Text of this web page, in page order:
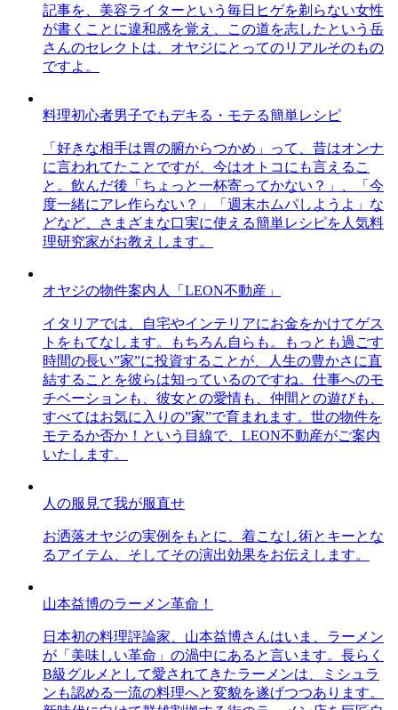
記事を、美容ライターという毎日ヒゲを剃らない女性
が書くことに違和感を覚え、この道を志したという岳
さんのセレクトは、オヤジにとってのリアルそのもの
ですよ。
料理初心者男子でもデキる・モテる簡単レシピ
「好きな相手は胃の腑からつかめ」って、昔はオンナ
に言われてたことですが、今はオトコにも言えるこ
と。飲んだ後「ちょっと一杯寄ってかない？」、「今
度一緒にアレ作らない？」「週末ホムパしようよ」な
どなど、さまざまな口実に使える簡単レシピを人気料
理研究家がお教えします。
オヤジの物件案内人「LEON不動産」
イタリアでは、自宅やインテリアにお金をかけてゲス
トをもてなします。もちろん自らも。もっとも過ごす
時間の長い”家”に投資することが、人生の豊かさに直
結することを彼らは知っているのですね。仕事へのモ
チベーションも、彼女との愛情も、仲間との遊びも、
すべてはお気に入りの”家”で育まれます。世の物件を
モテるか否か！という目線で、LEON不動産がご案内
いたします。
人の服見て我が服直せ
お洒落オヤジの実例をもとに、着こなし術とキーとな
るアイテム、そしてその演出効果をお伝えします。
山本益博のラーメン革命！
日本初の料理評論家、山本益博さんはいま、ラーメン
が「美味しい革命」の渦中にあると言います。長らく
B級グルメとして愛されてきたラーメンは、ミシュラ
ンも認める一流の料理へと変貌を遂げつつあります。